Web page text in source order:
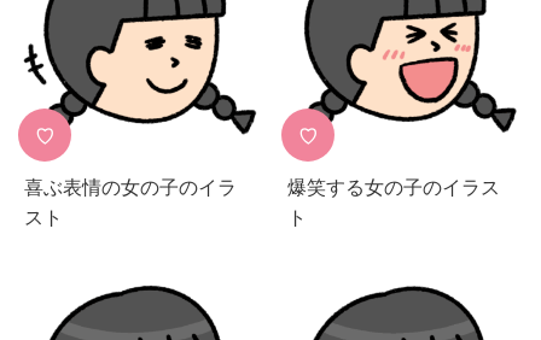
♡
喜ぶ表情の女の子のイラ
スト
♡
爆笑する女の子のイラス
ト